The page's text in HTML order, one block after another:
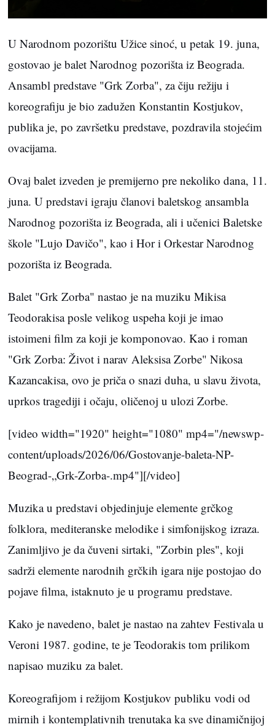
U Narodnom pozorištu Užice sinoć, u petak 19. juna,
gostovao je balet Narodnog pozorišta iz Beograda.
Ansambl predstave "Grk Zorba", za čiju režiju i
koreografiju je bio zadužen Konstantin Kostjukov,
publika je, po završetku predstave, pozdravila stojećim
ovacijama.
Ovaj balet izveden je premijerno pre nekoliko dana, 11.
juna. U predstavi igraju članovi baletskog ansambla
Narodnog pozorišta iz Beograda, ali i učenici Baletske
škole "Lujo Davičo", kao i Hor i Orkestar Narodnog
pozorišta iz Beograda.
Balet "Grk Zorba" nastao je na muziku Mikisa
Teodorakisa posle velikog uspeha koji je imao
istoimeni film za koji je komponovao. Kao i roman
"Grk Zorba: Život i narav Aleksisa Zorbe" Nikosa
Kazancakisa, ovo je priča o snazi duha, u slavu života,
uprkos tragediji i očaju, oličenoj u ulozi Zorbe.
[video width="1920" height="1080" mp4="/newswp-
content/uploads/2026/06/Gostovanje-baleta-NP-
Beograd-„Grk-Zorba-.mp4"][/video]
Muzika u predstavi objedinjuje elemente grčkog
folklora, mediteranske melodike i simfonijskog izraza.
Zanimljivo je da čuveni sirtaki, "Zorbin ples", koji
sadrži elemente narodnih grčkih igara nije postojao do
pojave filma, istaknuto je u programu predstave.
Kako je navedeno, balet je nastao na zahtev Festivala u
Veroni 1987. godine, te je Teodorakis tom prilikom
napisao muziku za balet.
Koreografijom i režijom Kostjukov publiku vodi od
mirnih i kontemplativnih trenutaka ka sve dinamičnijoj